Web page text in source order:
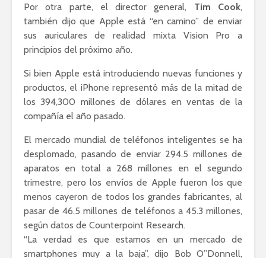
Por otra parte, el director general, Tim Cook,
también dijo que Apple está “en camino” de enviar
sus auriculares de realidad mixta Vision Pro a
principios del próximo año.
Si bien Apple está introduciendo nuevas funciones y
productos, el iPhone representó más de la mitad de
los 394,300 millones de dólares en ventas de la
compañía el año pasado.
El mercado mundial de teléfonos inteligentes se ha
desplomado, pasando de enviar 294.5 millones de
aparatos en total a 268 millones en el segundo
trimestre, pero los envíos de Apple fueron los que
menos cayeron de todos los grandes fabricantes, al
pasar de 46.5 millones de teléfonos a 45.3 millones,
según datos de Counterpoint Research.
“La verdad es que estamos en un mercado de
smartphones muy a la baja”, dijo Bob O”Donnell,